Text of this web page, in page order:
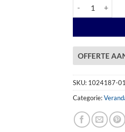
OFFERTE
SKU: 1024187-01
Categorie: